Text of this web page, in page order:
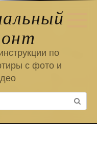
по
с фото и